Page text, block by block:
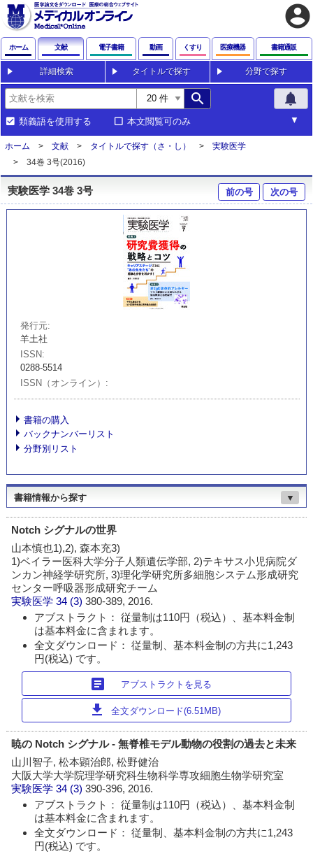
account_circle
ホーム 文献 電子書籍 動画 くすり 医療機器 書籍通販
詳細検索 タイトルで探す 分野で探す
search notifications
類義語を使用する 本文閲覧可のみ
ホーム 文献 タイトルで探す（さ・し）
実験医学
34巻 3号(2016)
実験医学 34巻 3号 前の号 次の号
発行元
羊土社
ISSN
0288-5514
ISSN（オンライン）
書籍の購入
バックナンバーリスト
分野別リスト
書籍情報から探す ▼
Notch シグナルの世界
山本慎也1),2), 森本充3)
1)ベイラー医科大学分子人類遺伝学部, 2)テキサス小児病院ダ
ンカン神経学研究所, 3)理化学研究所多細胞システム形成研究
センター呼吸器形成研究チーム
実験医学 34 (3)380-389, 2016.
アブストラクト： 従量制は110円（税込）、基本料金制
は基本料金に含まれます。
全文ダウンロード： 従量制、基本料金制の方共に1,243
円(税込) です。
article アブストラクトを見る
download 全文ダウンロード(6.51MB)
暁の Notch シグナル - 無脊椎モデル動物の役割の過去と未来
山川智子, 松本顕治郎, 松野健治
大阪大学大学院理学研究科生物科学専攻細胞生物学研究室
実験医学 34 (3)390-396, 2016.
アブストラクト： 従量制は110円（税込）、基本料金制
は基本料金に含まれます。
全文ダウンロード： 従量制、基本料金制の方共に1,243
円(税込) です。